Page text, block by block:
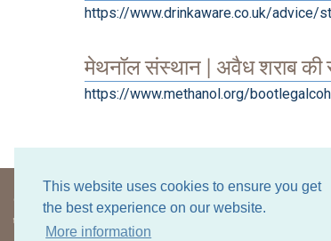
This website uses cookies to ensure you get
the best experience on our website.
More information
https://www.drinkaware.co.uk/advice/
मेथनॉल संस्थान | अवैध शराब की
https://www.methanol.org/
© नकली शराब के खिलाफ गठबंधन 2020 - 2026
एएसीएस आपको जिम्मेदारी से शराब पीने की याद दिलाता है।